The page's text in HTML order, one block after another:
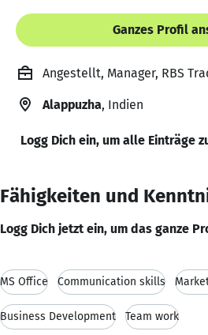
Ganzes Profil
Angestellt, Manager, RBS
Alappuzha, Indien
Logg Dich ein, um alle Einträge
Fähigkeiten und
Logg Dich jetzt ein, um das ganze
MS Office Communication skills
Business Development Team work